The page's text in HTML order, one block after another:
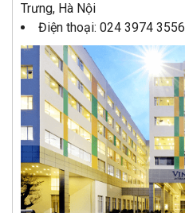
Trưng, Hà Nội
Điện thoại: 024 3974 3556